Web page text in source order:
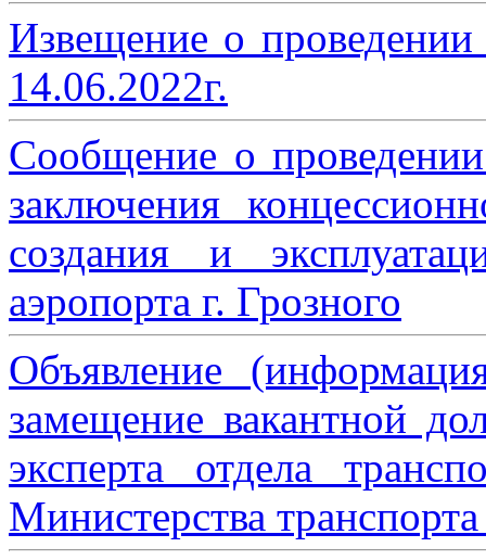
Извещение о
14.06.2022г.
Сообщение о
заключения
создания и
аэропорта г. Грозного
Объявление
замещение вакантной
эксперта отдела
Министерства